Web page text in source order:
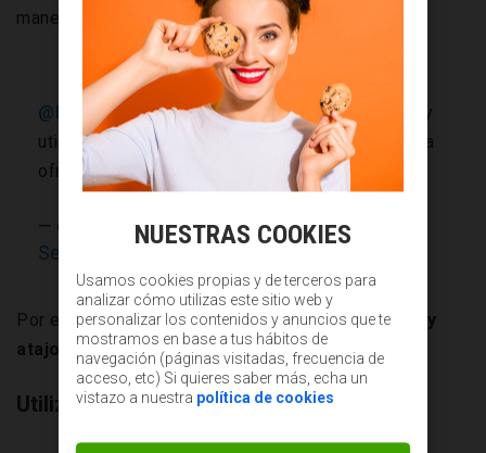
manejar bien Excel.
@hermannpargasexcel es una herramienta muy
util para llevar contabilidad en cualquier empresa
ofrece variedad d opciones en sus operaciones
— castellano marilyn (@castellanomari3)
September 26, 2013
Por eso, vamos a empezar confórmulas básicas y
atajos
que agilizarán tu trabajo en la pyme.
Utiliza los principales atajos de Excel
NUESTRAS COOKIES
Usamos cookies propias y de terceros para
analizar cómo utilizas este sitio web y
personalizar los contenidos y anuncios que te
mostramos en base a tus hábitos de
navegación (páginas visitadas, frecuencia de
acceso, etc) Si quieres saber más, echa un
vistazo a nuestra política de cookies